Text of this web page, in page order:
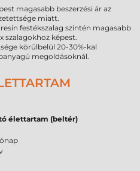
magasabb beszerzési ár az
miatt.
festékszalag szintén magasabb
szalagokhoz képest.
körülbelül 20-30%-kal
megoldásoknál.
élettartam (beltér)